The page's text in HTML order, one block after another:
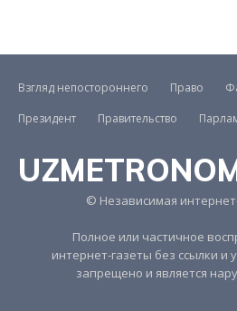
Взгляд непостороннего Право
Президент
Правительство
© Независимая
Полное или частичное
интернет-газеты без ссылки
запрещено и является